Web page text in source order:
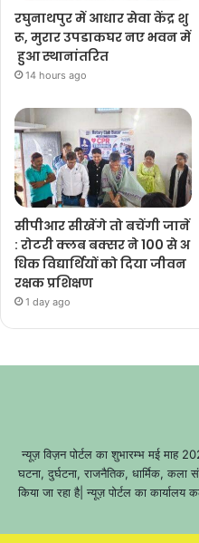
रघुनाथपुर में आधार सेवा केंद्र शु
रू, मुरार उपडाकघर नए भवन में
हुआ स्थानांतरित
14 hours ago
सीपीआर सीखेंगे तो बचेंगी जानें
: रोटरी क्लब बक्सर ने 100 से अ
धिक विद्यार्थियों को दिया जीवन
रक्षक प्रशिक्षण
1 day ago
न्यूज़ विज़न पोर्टल का शुभारम्भ मई माह
घटना, दुर्घटना, राजनैतिक, धार्मिक,
किया जा रहा है| न्यूज़ पोर्टल का